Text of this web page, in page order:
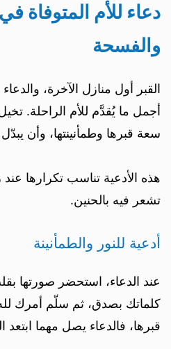
دعاء للأم المتوفاة في
والفسحة
القبر أول منازل الآخرة،
أجمل ما يُقدَّم للأم الراحلة.
سعة قبرها وطمأنينتها، وأن
هذه الأدعية تناسب تكرارها
تشعر فيه بالحنين.
أدعية للنور والطمأنينة
عند الدعاء، استحضر صورتها
كلماتك بصدق، ثم سلّم أمرك
قبرها، فالدعاء يصل مهما ابتعد